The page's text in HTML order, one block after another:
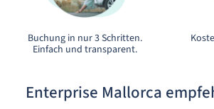
Buchung in nur 3 Schritten.
Einfach und transparent.
Enterprise Mallorca